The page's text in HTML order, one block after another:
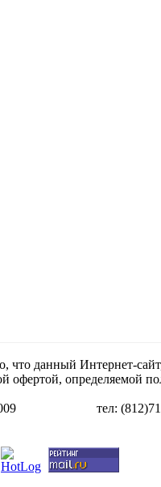
что данный Интернет-
офертой, определяемой
2009 тел: (812)716-